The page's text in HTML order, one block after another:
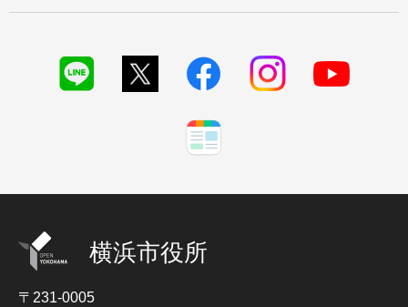
横浜市役所
〒231-0005